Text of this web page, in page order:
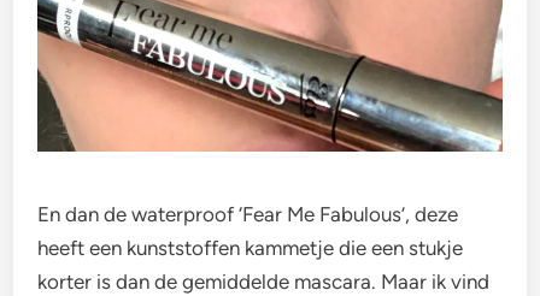
En dan de waterproof ‘Fear Me Fabulous’, deze
heeft een kunststoffen kammetje die een stukje
korter is dan de gemiddelde mascara. Maar ik vind